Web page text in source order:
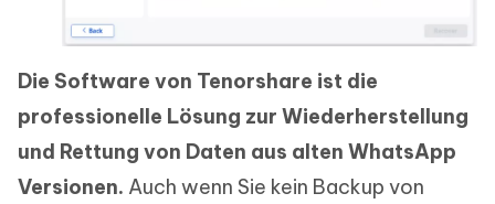
Die Software von Tenorshare ist die
professionelle Lösung zur Wiederherstellung
und Rettung von Daten aus alten WhatsApp
Versionen. Auch wenn Sie kein Backup von